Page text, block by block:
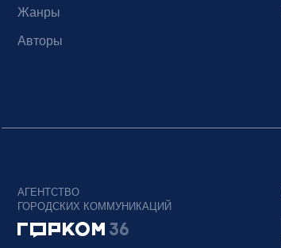
Жанры
Авторы
АГЕНТСТВО
ГОРОДСКИХ КОММУНИКАЦИЙ